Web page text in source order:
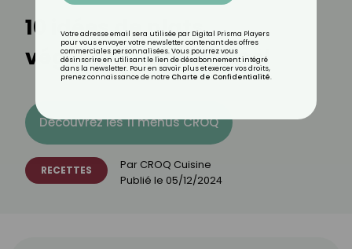
10 idées de plats
végétariens pour Noël
Découvrez les 11 menus CROQ
RECETTES Par CROQ Cuisine
Publié le 05/12/2024
Votre adresse email sera utilisée par Digital Prisma Players
pour vous envoyer votre newsletter contenant des offres
commerciales personnalisées. Vous pourrez vous
désinscrire en utilisant le lien de désabonnement intégré
dans la newsletter. Pour en savoir plus et exercer vos droits,
prenez connaissance de notre Charte de Confidentialité.